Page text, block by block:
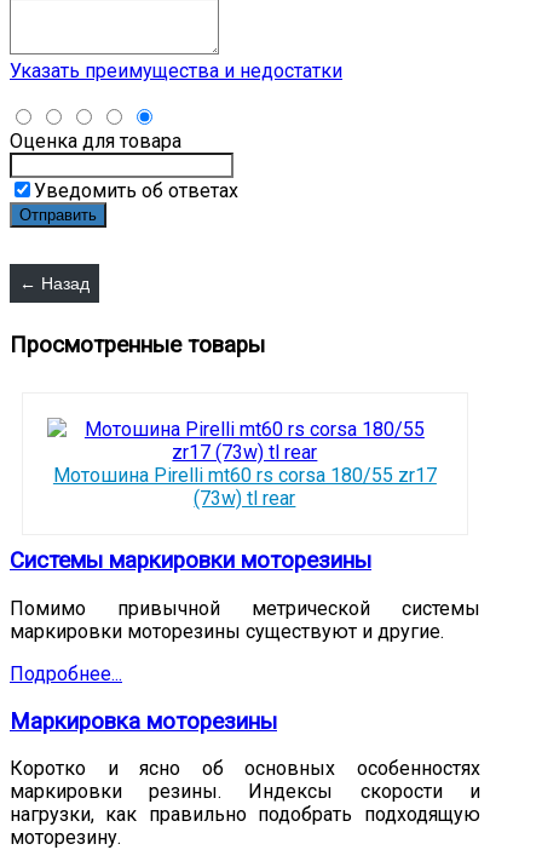
Указать преимущества и недостатки
Оценка для товара
Уведомить об ответах
Просмотренные товары
Мотошина Pirelli mt60 rs corsa 180/55 zr17
(73w) tl rear
Системы маркировки моторезины
Помимо привычной метрической системы
маркировки моторезины существуют и другие.
Подробнее...
Маркировка моторезины
Коротко и ясно об основных особенностях
маркировки резины. Индексы скорости и
нагрузки, как правильно подобрать подходящую
моторезину.